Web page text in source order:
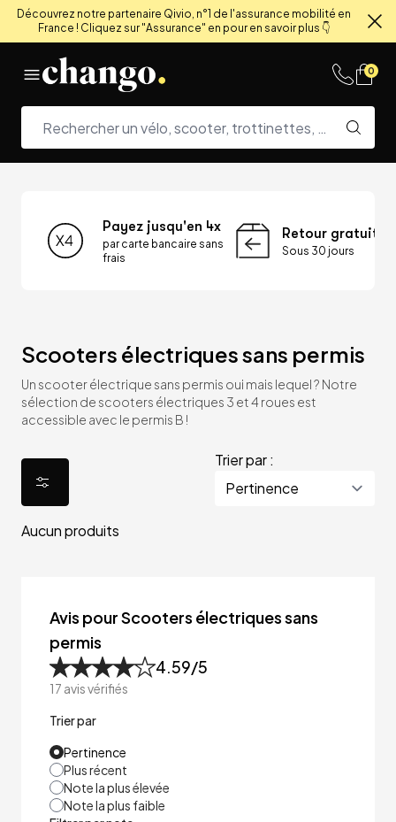
Découvrez notre partenaire Qivio, n°1 de l'assurance mobilité en
France ! Cliquez sur "Assurance" en pour en savoir plus 👇
0
Payez jusqu'en 4x
par carte bancaire sans
frais
Retour gratuit
Sous 30 jours
Scooters électriques sans permis
Un scooter électrique sans permis oui mais lequel ? Notre
sélection de scooters électriques 3 et 4 roues est
accessible avec le permis B !
Trier par :
Aucun produits
Avis pour Scooters électriques sans
permis
4.59/5
17 avis vérifiés
Trier par
Pertinence
Plus récent
Note la plus élevée
Note la plus faible